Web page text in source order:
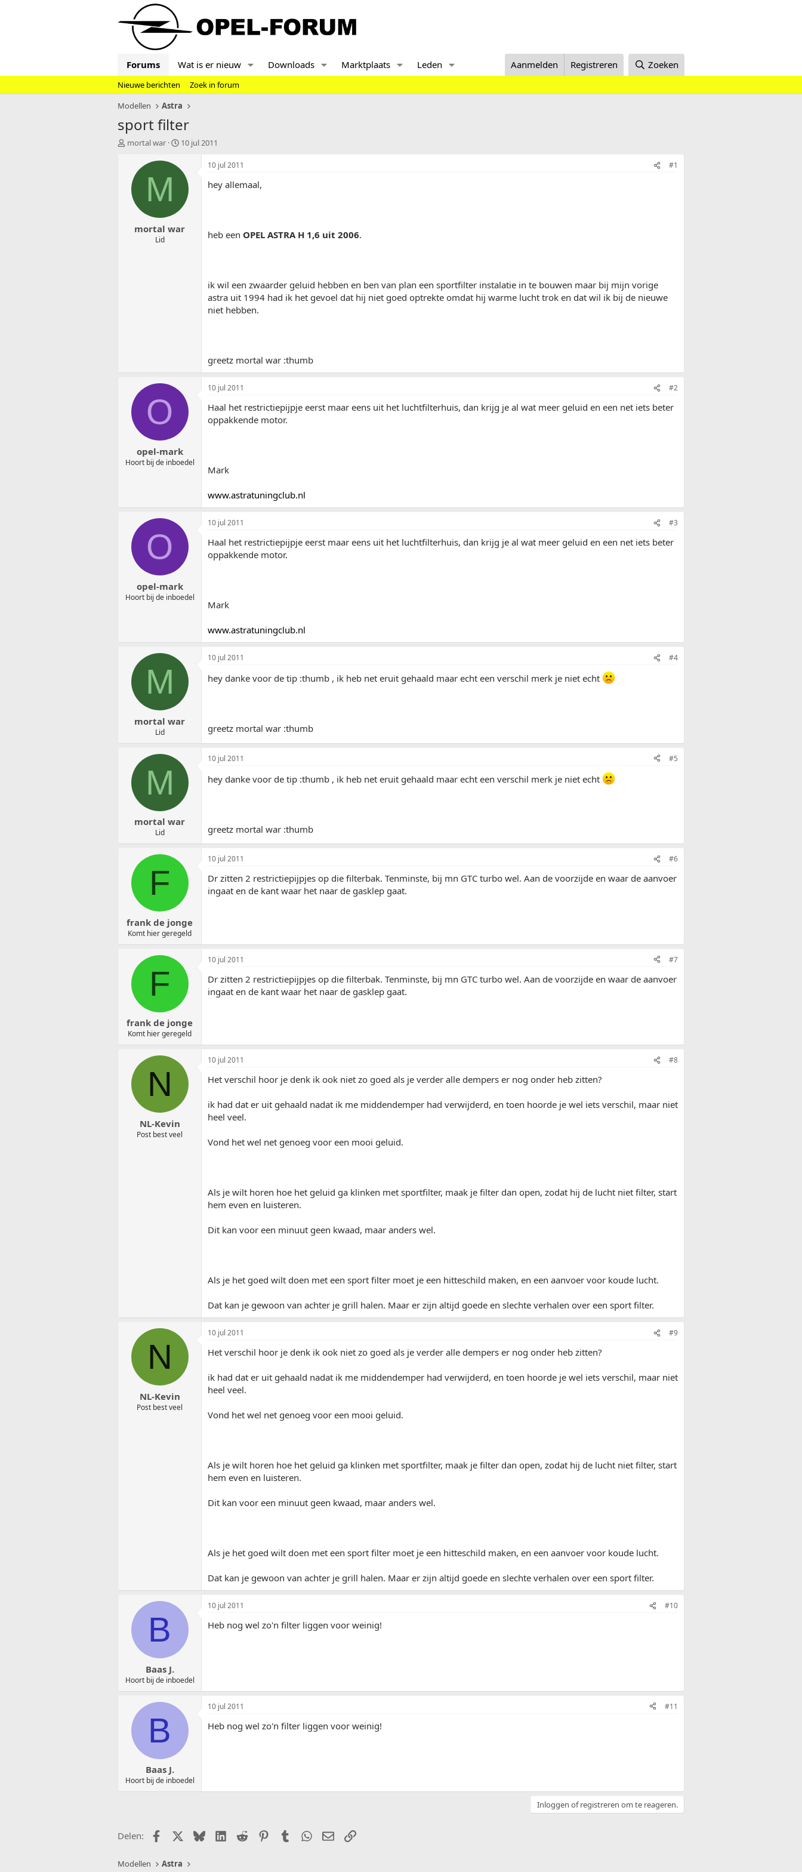
Forums Wat is er nieuw Downloads Marktplaats Leden Aanmelden Registreren Zoeken
Nieuwe berichten
Zoek in forum
Modellen
Astra
sport filter
T
mortal war
S
r
a
u
10 jul 2011
M
mortal war
Lid
10 jul 2011 #1
hey allemaal,
heb een OPEL ASTRA H 1,6 uit 2006.
ik wil een zwaarder geluid hebben en ben van plan een sportfilter instalatie in te bouwen maar bij mijn vorige
astra uit 1994 had ik het gevoel dat hij niet goed optrekte omdat hij warme lucht trok en dat wil ik bij de nieuwe
niet hebben.
greetz mortal war :thumb
O
opel-mark
Hoort bij de inboedel
10 jul 2011 #2
Haal het restrictiepijpje eerst maar eens uit het luchtfilterhuis, dan krijg je al wat meer geluid en een net iets beter
oppakkende motor.
Mark
www.astratuningclub.nl
O
opel-mark
Hoort bij de inboedel
10 jul 2011 #3
Haal het restrictiepijpje eerst maar eens uit het luchtfilterhuis, dan krijg je al wat meer geluid en een net iets beter
oppakkende motor.
Mark
www.astratuningclub.nl
M
mortal war
Lid
10 jul 2011 #4
hey danke voor de tip :thumb , ik heb net eruit gehaald maar echt een verschil merk je niet echt
greetz mortal war :thumb
M
mortal war
Lid
10 jul 2011 #5
hey danke voor de tip :thumb , ik heb net eruit gehaald maar echt een verschil merk je niet echt
greetz mortal war :thumb
F
frank de jonge
Komt hier geregeld
10 jul 2011 #6
Dr zitten 2 restrictiepijpjes op die filterbak. Tenminste, bij mn GTC turbo wel. Aan de voorzijde en waar de aanvoer
ingaat en de kant waar het naar de gasklep gaat.
F
frank de jonge
Komt hier geregeld
10 jul 2011 #7
Dr zitten 2 restrictiepijpjes op die filterbak. Tenminste, bij mn GTC turbo wel. Aan de voorzijde en waar de aanvoer
ingaat en de kant waar het naar de gasklep gaat.
N
NL-Kevin
Post best veel
10 jul 2011 #8
Het verschil hoor je denk ik ook niet zo goed als je verder alle dempers er nog onder heb zitten?
ik had dat er uit gehaald nadat ik me middendemper had verwijderd, en toen hoorde je wel iets verschil, maar niet
heel veel.
Vond het wel net genoeg voor een mooi geluid.
Als je wilt horen hoe het geluid ga klinken met sportfilter, maak je filter dan open, zodat hij de lucht niet filter, start
hem even en luisteren.
Dit kan voor een minuut geen kwaad, maar anders wel.
Als je het goed wilt doen met een sport filter moet je een hitteschild maken, en een aanvoer voor koude lucht.
Dat kan je gewoon van achter je grill halen. Maar er zijn altijd goede en slechte verhalen over een sport filter.
N
NL-Kevin
Post best veel
10 jul 2011 #9
Het verschil hoor je denk ik ook niet zo goed als je verder alle dempers er nog onder heb zitten?
ik had dat er uit gehaald nadat ik me middendemper had verwijderd, en toen hoorde je wel iets verschil, maar niet
heel veel.
Vond het wel net genoeg voor een mooi geluid.
Als je wilt horen hoe het geluid ga klinken met sportfilter, maak je filter dan open, zodat hij de lucht niet filter, start
hem even en luisteren.
Dit kan voor een minuut geen kwaad, maar anders wel.
Als je het goed wilt doen met een sport filter moet je een hitteschild maken, en een aanvoer voor koude lucht.
Dat kan je gewoon van achter je grill halen. Maar er zijn altijd goede en slechte verhalen over een sport filter.
B
Baas J.
Hoort bij de inboedel
10 jul 2011 #10
Heb nog wel zo'n filter liggen voor weinig!
B
Baas J.
Hoort bij de inboedel
10 jul 2011 #11
Heb nog wel zo'n filter liggen voor weinig!
Inloggen of registreren om te reageren.
Delen: FacebookX (Twitter)
BlueskyLinkedIn
Reddit PinterestTumblr WhatsApp
E-mailLink
Modellen Astra